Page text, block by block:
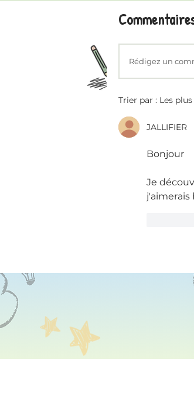
Rédigez un
Trier par : Les
JALLIFIER
Bonjour
Je
j'aimerais